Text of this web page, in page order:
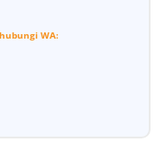
WA: